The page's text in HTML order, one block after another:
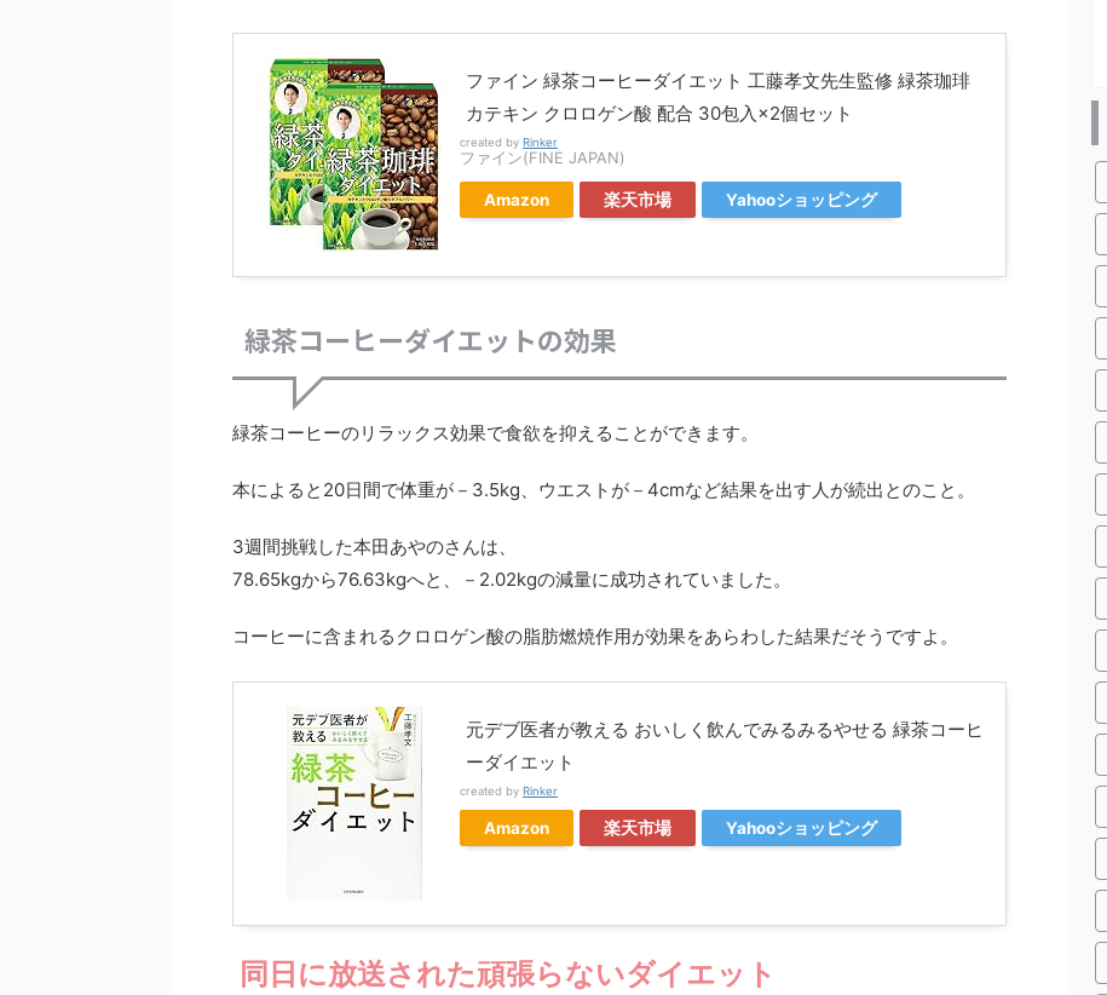
ファイン 緑茶コーヒーダイエット 工藤孝文先生監修 緑茶珈琲
カテキン クロロゲン酸 配合 30包入×2個セット
created by Rinker
ファイン(FINE JAPAN)
Amazon 楽天市場 Yahooショッピング
緑茶コーヒーダイエットの効果
緑茶コーヒーのリラックス効果で食欲を抑えることができます。
本によると20日間で体重が－3.5kg、ウエストが－4cmなど結果を出す人が続出とのこと。
3週間挑戦した本田あやのさんは、
78.65kgから76.63kgへと、－2.02kgの減量に成功されていました。
コーヒーに含まれるクロロゲン酸の脂肪燃焼作用が効果をあらわした結果だそうですよ。
元デブ医者が教える おいしく飲んでみるみるやせる 緑茶コーヒ
ーダイエット
created by Rinker
Amazon 楽天市場 Yahooショッピング
同日に放送された頑張らないダイエット